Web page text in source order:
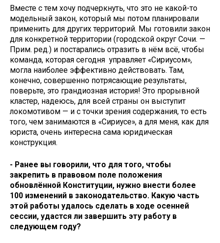
Вместе с тем хочу подчеркнуть, что это не какой-то
модельный закон, который мы потом планировали
применить для других территорий. Мы готовили закон
для конкретной территории (городской округ Сочи. —
Прим. ред.) и постарались отразить в нём всё, чтобы
команда, которая сегодня управляет «Сириусом»,
могла наиболее эффективно действовать. Там,
конечно, совершенно потрясающие результаты,
поверьте, это грандиозная история! Это прорывной
кластер, надеюсь, для всей страны он выступит
локомотивом — и с точки зрения содержания, то есть
того, чем занимаются в «Сириусе», а для меня, как для
юриста, очень интересна сама юридическая
конструкция.
- Ранее вы говорили, что для того, чтобы
закрепить в правовом поле положения
обновлённой Конституции, нужно внести более
100 изменений в законодательство. Какую часть
этой работы удалось сделать в ходе осенней
сессии, удастся ли завершить эту работу в
следующем году?